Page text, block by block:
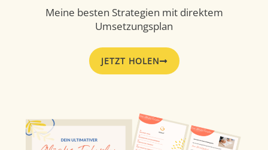
Meine besten Strategien mit direktem
Umsetzungsplan
JETZT HOLEN